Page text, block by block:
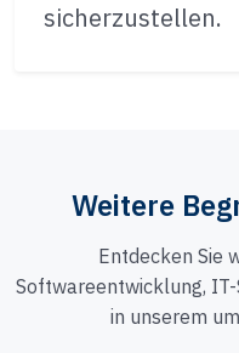
sicherzustellen.
Weitere
Entdecken Sie
Softwareentwicklung,
in unserem